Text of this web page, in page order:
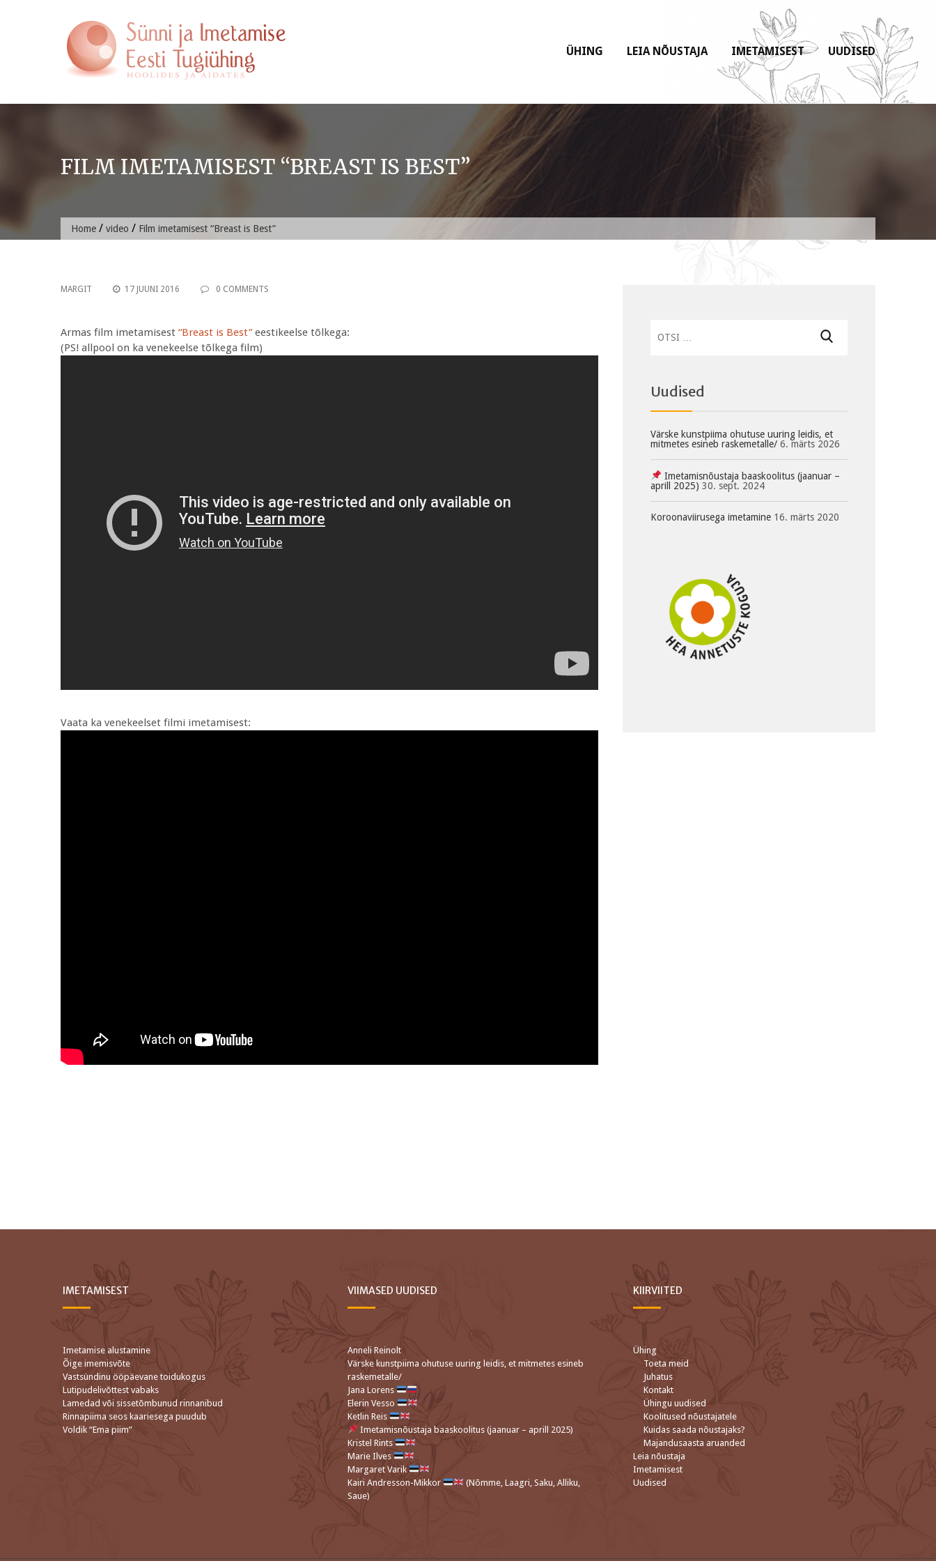
ÜHING LEIA NÕUSTAJA IMETAMISEST UUDISED
FILM IMETAMISEST “BREAST IS BEST”
Home / video / Film imetamisest “Breast is Best”
MARGIT 17 JUUNI 2016 0 COMMENTS
Armas film imetamisest “Breast is Best”eestikeelse tõlkega:
(PS! allpool on ka venekeelse tõlkega film)
Vaata ka venekeelset filmi imetamisest:
Uudised
Värske kunstpiima ohutuse uuring leidis, et
mitmetes esineb raskemetalle/ 6. märts 2026
Imetamisnõustaja baaskoolitus (jaanuar –
aprill 2025) 30. sept. 2024
Koroonaviirusega imetamine 16. märts 2020
IMETAMISEST
Imetamise alustamine
Õige imemisvõte
Vastsündinu ööpäevane toidukogus
Lutipudelivõttest vabaks
Lamedad või sissetõmbunud rinnanibud
Rinnapiima seos kaariesega puudub
Voldik “Ema piim”
VIIMASED UUDISED
Anneli Reinolt
Värske kunstpiima ohutuse uuring leidis, et mitmetes esineb
raskemetalle/
Jana Lorens
Elerin Vesso
Ketlin Reis
Imetamisnõustaja baaskoolitus (jaanuar – aprill 2025)
Kristel Rints
Marie Ilves
Margaret Varik
Kairi Andresson-Mikkor
(Nõmme, Laagri, Saku, Alliku,
Saue)
KIIRVIITED
Ühing
Toeta meid
Juhatus
Kontakt
Ühingu uudised
Koolitused nõustajatele
Kuidas saada nõustajaks?
Majandusaasta aruanded
Leia nõustaja
Imetamisest
Uudised